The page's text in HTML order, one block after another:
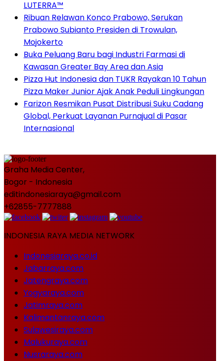
LUTERRA™
Ribuan Relawan Konco Prabowo, Serukan
Prabowo Subianto Presiden di Trowulan,
Mojokerto
Buka Peluang Baru bagi Industri Farmasi di
Kawasan Greater Bay Area dan Asia
Pizza Hut Indonesia dan TUKR Rayakan 10 Tahun
Pizza Maker Junior Ajak Anak Peduli Lingkungan
Farizon Resmikan Pusat Distribusi Suku Cadang
Global, Perkuat Layanan Purnajual di Pasar
Internasional
Graha Media Center,
Bogor - Indonesia
editindonesiaraya@gmail.com
+62855-7777888
INDONESIA RAYA MEDIA NETWORK
Indonesiaraya.co.id
Jabarraya.com
Jatengraya.com
Yogyaraya.com
Jatimraya.com
Kalimantanraya.com
Sulawesiraya.com
Malukuraya.com
Nusraraya.com